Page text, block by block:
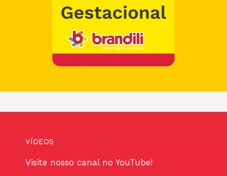
VÍDEOS
Visite nosso canal no YouTube!